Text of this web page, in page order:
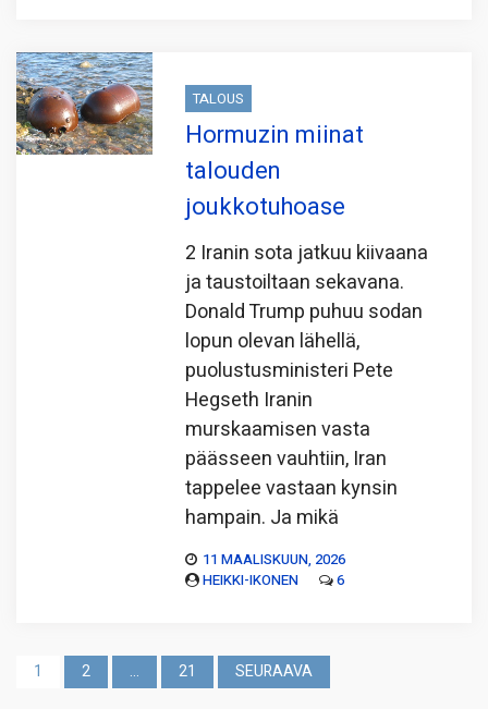
TALOUS
Hormuzin miinat
talouden
joukkotuhoase
2 Iranin sota jatkuu kiivaana
ja taustoiltaan sekavana.
Donald Trump puhuu sodan
lopun olevan lähellä,
puolustusministeri Pete
Hegseth Iranin
murskaamisen vasta
päässeen vauhtiin, Iran
tappelee vastaan kynsin
hampain. Ja mikä
11 MAALISKUUN, 2026
HEIKKI-IKONEN
6
Artikkelien
sivutus
1 2 … 21 SEURAAVA